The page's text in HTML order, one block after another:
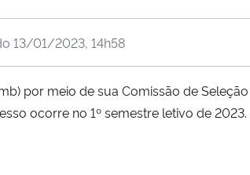
13/01/2023, 14h58
por meio de sua Comissão de
ocorre no 1º semestre letivo de 2023.